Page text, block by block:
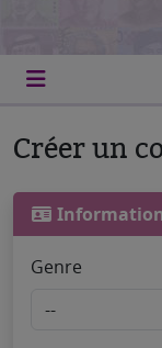
Créer un
Genre